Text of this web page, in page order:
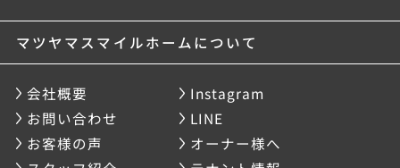
マツヤマスマイルホームについて
会社概要
Instagram
お問い合わせ
LINE
お客様の声
オーナー様へ